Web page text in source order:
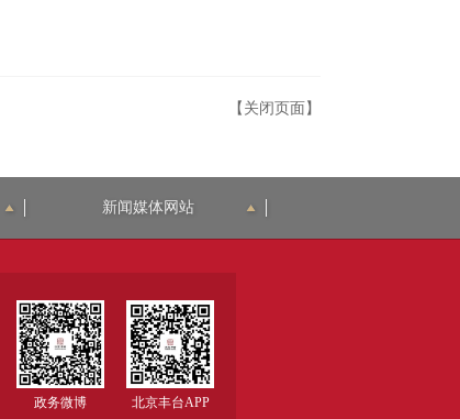
【关闭页面】
新闻媒体网站
政务微博 北京丰台APP